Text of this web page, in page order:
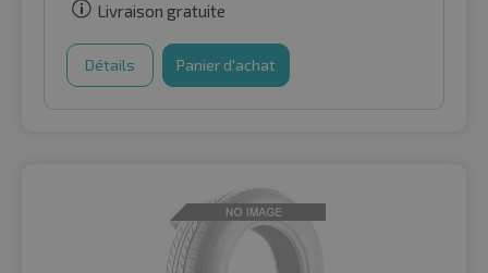
Livraison gratuite
Détails Panier d'achat